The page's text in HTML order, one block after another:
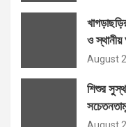
ও স্থানীয়
August
শিশুর